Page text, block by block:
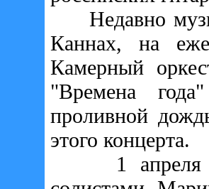
Недавно
Каннах, на
Камерный
"Времена
проливной
этого концерта.
1 апреля